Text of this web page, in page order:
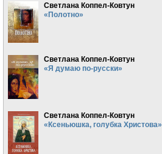
Светлана Коппел-Ковтун
«Полотно»
Светлана Коппел-Ковтун
«Я думаю по-русски»
Светлана Коппел-Ковтун
«Ксеньюшка, голубка Христова»